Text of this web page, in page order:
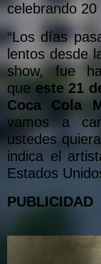
celebrando
“Los días
lentos desde
show, fue
que este 21
Coca Cola
vamos a
ustedes
indica el
Estados
PUBLICIDAD